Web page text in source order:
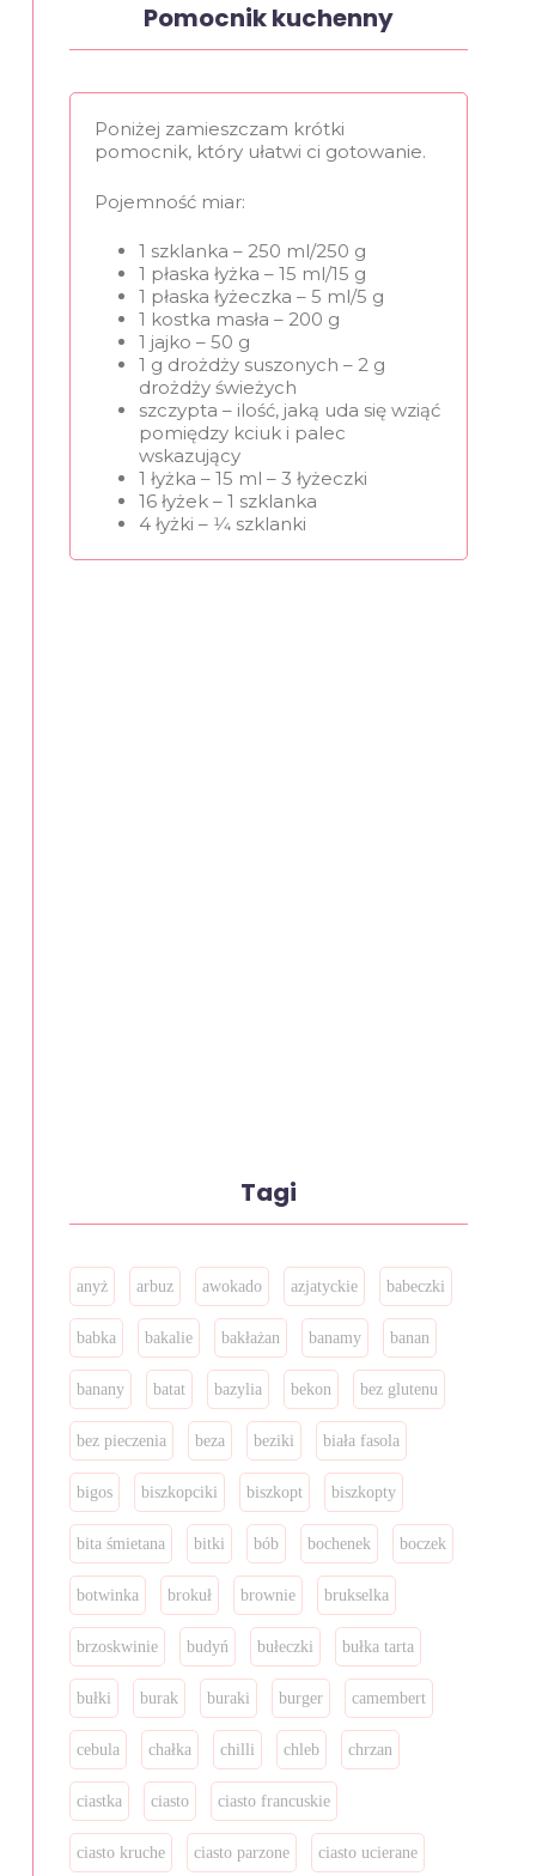
Pomocnik kuchenny
Poniżej zamieszczam krótki
pomocnik, który ułatwi ci gotowanie.
Pojemność miar:
1 szklanka – 250 ml/250 g
1 płaska łyżka – 15 ml/15 g
1 płaska łyżeczka – 5 ml/5 g
1 kostka masła – 200 g
1 jajko – 50 g
1 g drożdży suszonych – 2 g
drożdży świeżych
szczypta – ilość, jaką uda się wziąć
pomiędzy kciuk i palec
wskazujący
1 łyżka – 15 ml – 3 łyżeczki
16 łyżek – 1 szklanka
4 łyżki – 1⁄4 szklanki
Tagi
anyż arbuz awokado azjatyckie babeczki
babka bakalie bakłażan banamy banan
banany batat bazylia bekon bez glutenu
bez pieczenia beza beziki biała fasola
bigos biszkopciki biszkopt biszkopty
bita śmietana bitki bób bochenek boczek
botwinka brokuł brownie brukselka
brzoskwinie budyń bułeczki bułka tarta
bułki burak buraki burger camembert
cebula chałka chilli chleb chrzan
ciastka ciasto ciasto francuskie
ciasto kruche ciasto parzone ciasto ucierane